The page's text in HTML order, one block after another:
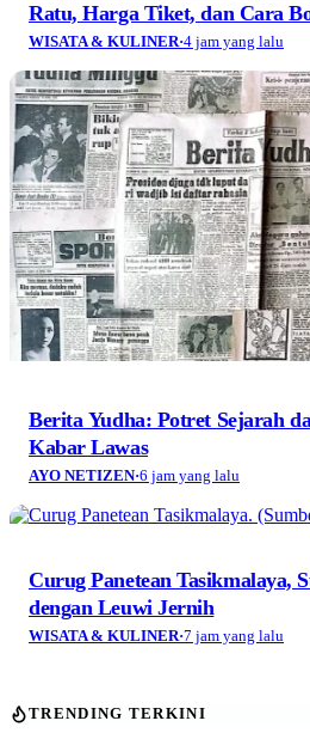
Ratu, Harga Tiket, dan Cara
WISATA & KULINER·4 jam yang lalu
Berita Yudha: Potret Sejarah
Kabar Lawas
AYO NETIZEN·6 jam yang lalu
Curug Panetean Tasikmalaya,
dengan Leuwi Jernih
WISATA & KULINER·7 jam yang lalu
TRENDING TERKINI